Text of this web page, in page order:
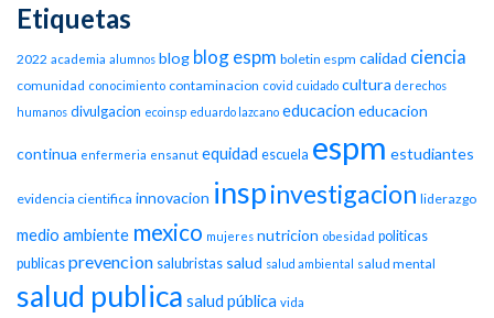
Etiquetas
2022 academia alumnos blog blog espm boletin espm calidad ciencia
comunidad conocimiento contaminacion covid cuidado cultura derechos
humanos divulgacion ecoinsp eduardo lazcano educacion educacion
continua enfermeria ensanut equidad escuela espm estudiantes
evidencia cientifica innovacion inspinvestigacion liderazgo
medio ambiente mexico mujeres nutricion obesidad politicas
publicas prevencion salubristas salud salud ambiental salud mental
salud publica salud pública vida